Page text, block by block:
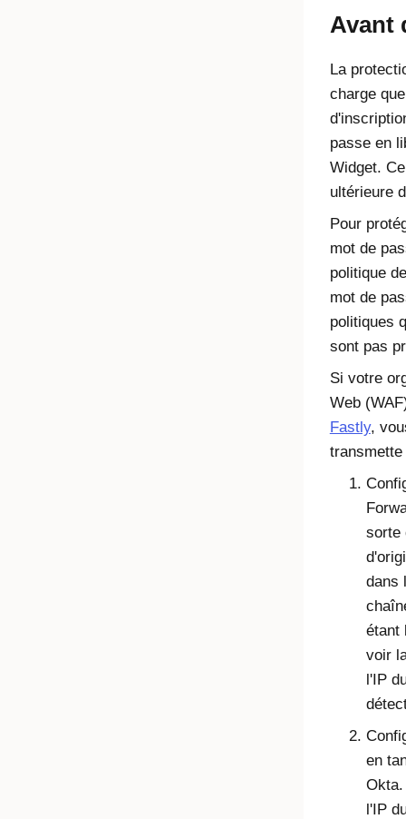
Avant
La
charge
passe en
Widget.
ultérieure
Pour
mot de
politique
mot de
politiques
sont pas
Si votre
Web
Fastly,
sorte
dans
étant
voir
l'IP
en
l'IP